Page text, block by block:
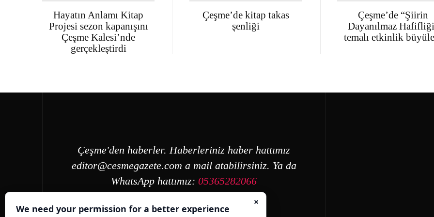
Hayatın Anlamı Kitap
Projesi sezon kapanışını
Çeşme Kalesi’nde
gerçekleştirdi
Çeşme’de kitap takas
şenliği
Çeşme’de “Şiirin
Dayanılmaz
temalı etkinlik
Çeşme'den haberler. Haberleriniz haber hattımız
editor@cesmegazete.com a mail atabilirsiniz. Ya da
WhatsApp hattımız:05365282066